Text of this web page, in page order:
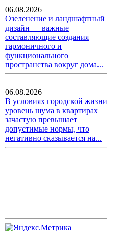
06.08.2026
Озеленение и ландшафтный
дизайн — важные
составляющие создания
гармоничного и
функционального
пространства вокруг дома...
06.08.2026
В условиях городской жизни
уровень шума в квартирах
зачастую превышает
допустимые нормы, что
негативно сказывается на...